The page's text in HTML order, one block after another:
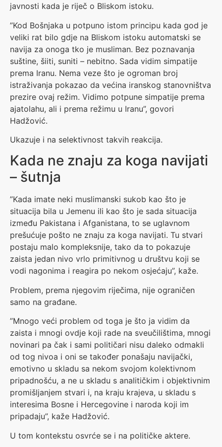
javnosti kada je riječ o Bliskom istoku.
”Kod Bošnjaka u potpuno istom principu kada god je
veliki rat bilo gdje na Bliskom istoku automatski se
navija za onoga tko je musliman. Bez poznavanja
suštine, šiiti, suniti – nebitno. Sada vidim simpatije
prema Iranu. Nema veze što je ogroman broj
istraživanja pokazao da većina iranskog stanovništva
prezire ovaj režim. Vidimo potpune simpatije prema
ajatolahu, ali i prema režimu u Iranu”, govori
Hadžović.
Ukazuje i na selektivnost takvih reakcija.
Kada ne znaju za koga navijati
– šutnja
”Kada imate neki muslimanski sukob kao što je
situacija bila u Jemenu ili kao što je sada situacija
između Pakistana i Afganistana, to se uglavnom
prešućuje pošto ne znaju za koga navijati. Tu stvari
postaju malo kompleksnije, tako da to pokazuje
zaista jedan nivo vrlo primitivnog u društvu koji se
vodi nagonima i reagira po nekom osjećaju”, kaže.
Problem, prema njegovim riječima, nije ograničen
samo na građane.
”Mnogo veći problem od toga je što ja vidim da
zaista i mnogi ovdje koji rade na sveučilištima, mnogi
novinari pa čak i sami političari nisu daleko odmakli
od tog nivoa i oni se također ponašaju navijački,
emotivno u skladu sa nekom svojom kolektivnom
pripadnošću, a ne u skladu s analitičkim i objektivnim
promišljanjem stvari i, na kraju krajeva, u skladu s
interesima Bosne i Hercegovine i naroda koji im
pripadaju”, kaže Hadžović.
U tom kontekstu osvrće se i na političke aktere.